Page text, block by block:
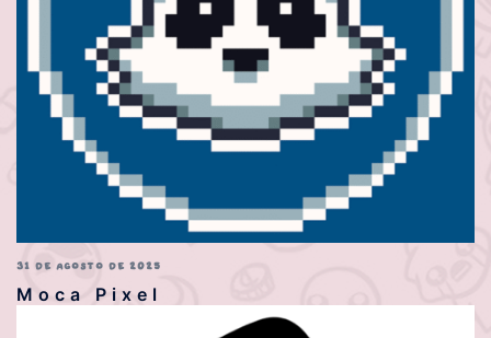
31 DE AGOSTO DE 2025
Moca Pixel